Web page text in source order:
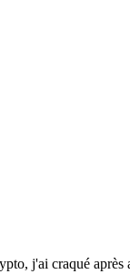
j'ai craqué